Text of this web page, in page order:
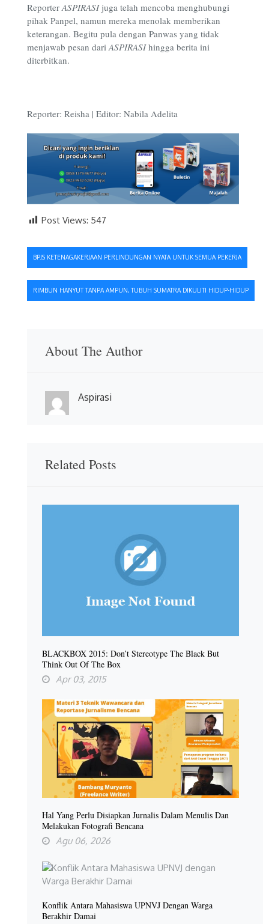
Reporter ASPIRASI juga telah mencoba menghubungi
pihak Panpel, namun mereka menolak memberikan
keterangan. Begitu pula dengan Panwas yang tidak
menjawab pesan dari ASPIRASIhingga berita ini
diterbitkan.
Reporter: Reisha | Editor: Nabila Adelita
Post Views: 547
Navigasi
pos
BPJS KETENAGAKERJAAN PERLINDUNGAN NYATA UNTUK SEMUA PEKERJA
RIMBUN HANYUT TANPA AMPUN, TUBUH SUMATRA DIKULITI HIDUP-HIDUP
About The Author
Aspirasi
Related Posts
BLACKBOX 2015: Don’t Stereotype The Black But
Think Out Of The Box
Apr 03, 2015
Hal Yang Perlu Disiapkan Jurnalis Dalam Menulis Dan
Melakukan Fotografi Bencana
Agu 06, 2026
Konflik Antara Mahasiswa UPNVJ Dengan Warga
Berakhir Damai